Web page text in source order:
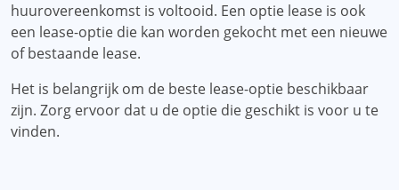
huurovereenkomst is voltooid. Een optie lease is ook
een lease-optie die kan worden gekocht met een nieuwe
of bestaande lease.
Het is belangrijk om de beste lease-optie beschikbaar
zijn. Zorg ervoor dat u de optie die geschikt is voor u te
vinden.